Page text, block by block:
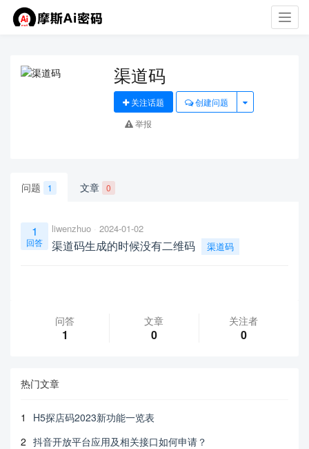
渠道码
关注话题
创建问题
举报
问题 1 文章 0
1
回答
liwenzhuo 2024-01-02
渠道码生成的时候没有二维码 渠道码
问答
1
文章
0
关注者
0
热门文章
1
H5探店码2023新功能一览表
2 抖音开放平台应用及相关接口如何申请？